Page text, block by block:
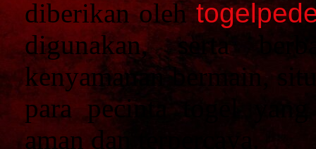
diberikan oleh
digunakan, serta
kenyamanan bermain,
para pecinta togel
aman dan terpercaya.